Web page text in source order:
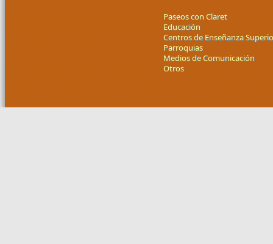
Paseos con Claret
Educación
Centros de Enseñanza
Parroquias
Medios de Comunicación
Otros